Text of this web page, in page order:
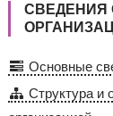
СВЕДЕНИЯ
Основные
Структура и